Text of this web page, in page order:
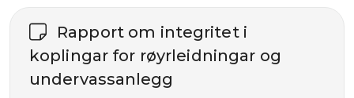
Rapport om integritet i
koplingar for røyrleidningar og
undervassanlegg